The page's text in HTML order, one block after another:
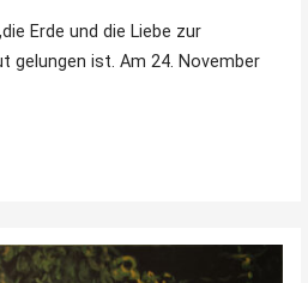
Erde und die Liebe zur
gelungen ist. Am 24. November